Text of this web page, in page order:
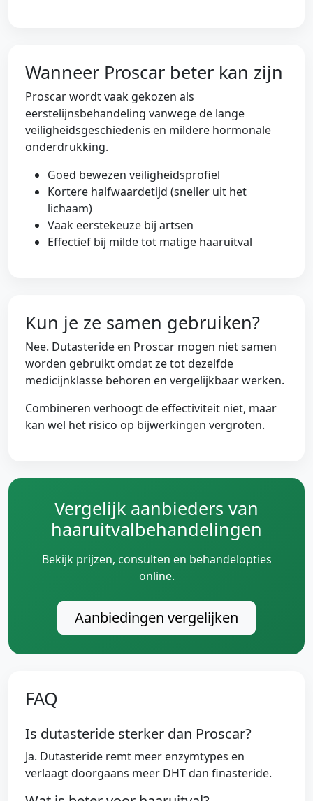
Wanneer Proscar beter kan zijn
Proscar wordt vaak gekozen als
eerstelijnsbehandeling vanwege de lange
veiligheidsgeschiedenis en mildere hormonale
onderdrukking.
Goed bewezen veiligheidsprofiel
Kortere halfwaardetijd (sneller uit het
lichaam)
Vaak eerstekeuze bij artsen
Effectief bij milde tot matige haaruitval
Kun je ze samen gebruiken?
Nee. Dutasteride en Proscar mogen niet samen
worden gebruikt omdat ze tot dezelfde
medicijnklasse behoren en vergelijkbaar werken.
Combineren verhoogt de effectiviteit niet, maar
kan wel het risico op bijwerkingen vergroten.
Vergelijk aanbieders van
haaruitvalbehandelingen
Bekijk prijzen, consulten en behandelopties
online.
Aanbiedingen vergelijken
FAQ
Is dutasteride sterker dan Proscar?
Ja. Dutasteride remt meer enzymtypes en
verlaagt doorgaans meer DHT dan finasteride.